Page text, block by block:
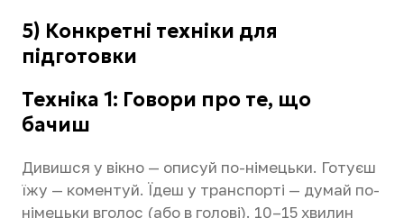
5) Конкретні техніки для
підготовки
Техніка 1: Говори про те, що
бачиш
Дивишся у вікно — описуй по-німецьки. Готуєш
їжу — коментуй. Їдеш у транспорті — думай по-
німецьки вголос (або в голові). 10–15 хвилин